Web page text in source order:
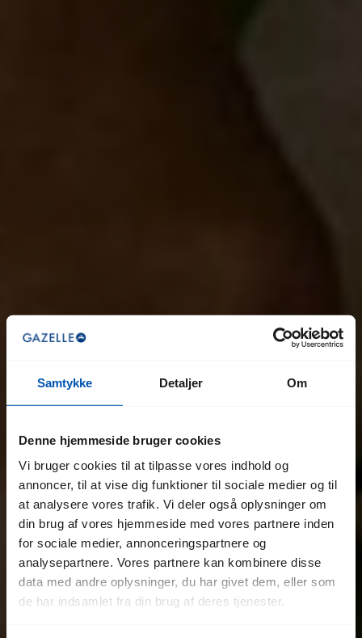
Samtykke Detaljer Om
Denne hjemmeside bruger cookies
Vi bruger cookies til at tilpasse vores indhold og
annoncer, til at vise dig funktioner til sociale medier og til
at analysere vores trafik. Vi deler også oplysninger om
din brug af vores hjemmeside med vores partnere inden
for sociale medier, annonceringspartnere og
analysepartnere. Vores partnere kan kombinere disse
data med andre oplysninger, du har givet dem, eller som
de har indsamlet fra din brug af deres tjenester.